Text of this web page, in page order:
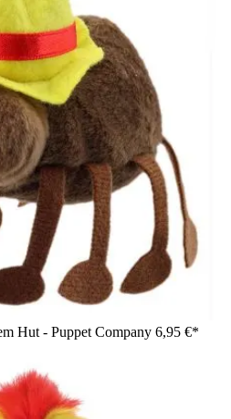
Hut - Puppet Company 6,95 €*